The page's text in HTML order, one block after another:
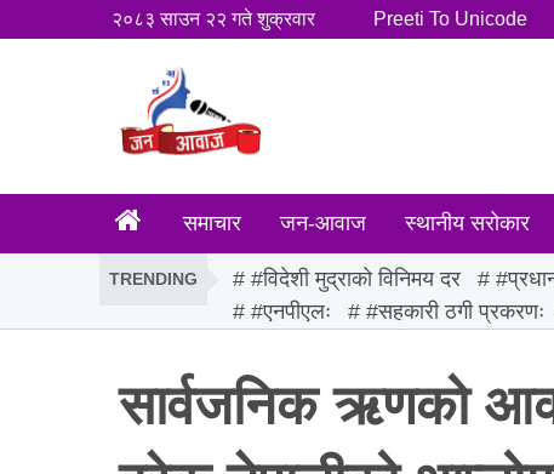
२०८३ साउन २२ गते शुक्रवार Preeti To Unicode
समाचार जन-आवाज स्थानीय सरोकार
TRENDING #विदेशी मुद्राको विनिमय दर
#एनपीएलः
#सहकारी ठगी प्रकरणः
सार्वजनिक ऋणको